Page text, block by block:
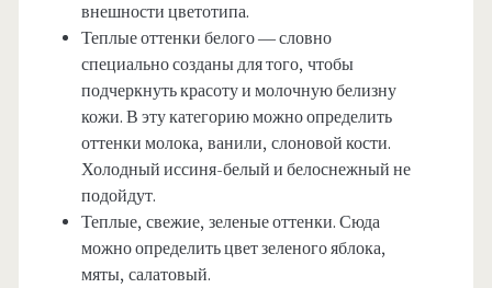
внешности цветотипа.
Теплые оттенки белого — словно
специально созданы для того, чтобы
подчеркнуть красоту и молочную белизну
кожи. В эту категорию можно определить
оттенки молока, ванили, слоновой кости.
Холодный иссиня-белый и белоснежный не
подойдут.
Теплые, свежие, зеленые оттенки. Сюда
можно определить цвет зеленого яблока,
мяты, салатовый.